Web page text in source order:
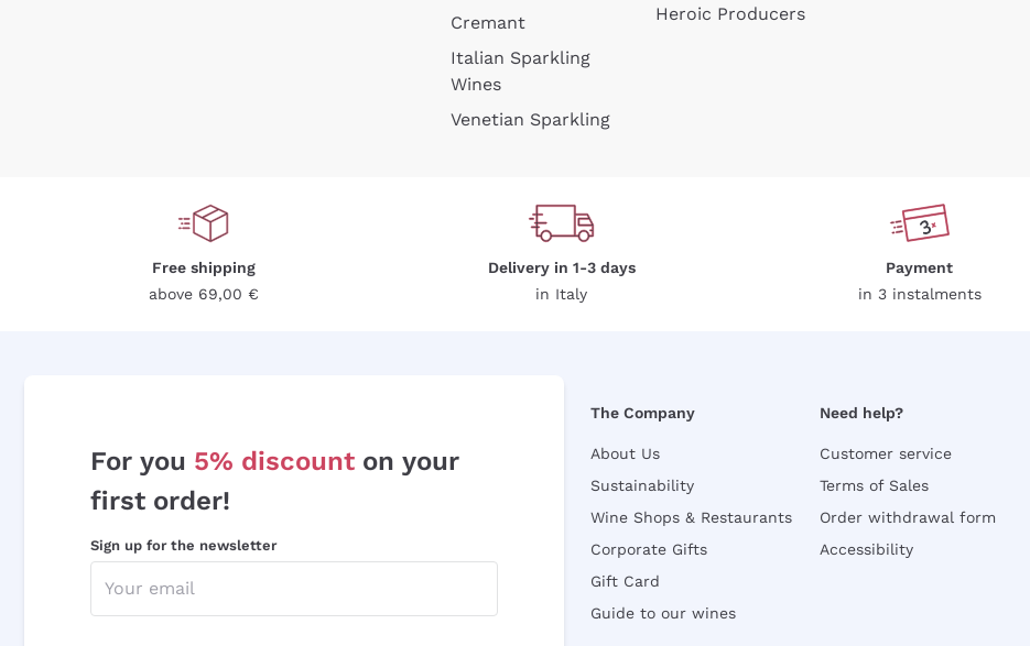
Cremant
Italian Sparkling
Wines
Venetian Sparkling
Heroic Producers
Free shipping
above 69,00 €
Delivery in 1-3 days
in Italy
Payment
in 3 instalments
For you 5% discount on your
first order!
Sign up for the newsletter
The Company
About Us
Sustainability
Wine Shops & Restaurants
Corporate Gifts
Gift Card
Guide to our wines
Need help?
Customer service
Terms of Sales
Order withdrawal form
Accessibility